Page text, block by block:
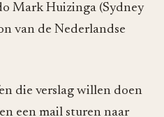
Mark Huizinga (Sydney
van de Nederlandse
die verslag willen doen
een mail sturen naar